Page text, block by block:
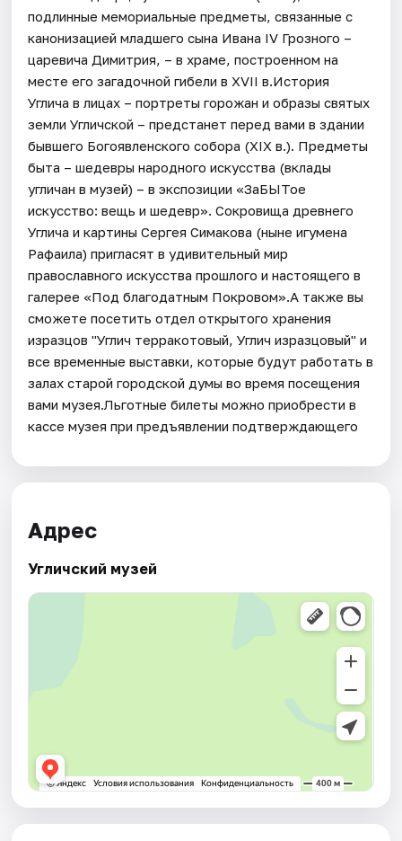
подлинные мемориальные предметы, связанные с
канонизацией младшего сына Ивана IV Грозного –
царевича Димитрия, – в храме, построенном на
месте его загадочной гибели в XVII в.История
Углича в лицах – портреты горожан и образы святых
земли Угличской – предстанет перед вами в здании
бывшего Богоявленского собора (XIX в.). Предметы
быта – шедевры народного искусства (вклады
угличан в музей) – в экспозиции «ЗаБЫТое
искусство: вещь и шедевр». Сокровища древнего
Углича и картины Сергея Симакова (ныне игумена
Рафаила) пригласят в удивительный мир
православного искусства прошлого и настоящего в
галерее «Под благодатным Покровом».А также вы
сможете посетить отдел открытого хранения
изразцов "Углич терракотовый, Углич изразцовый" и
все временные выставки, которые будут работать в
залах старой городской думы во время посещения
вами музея.Льготные билеты можно приобрести в
кассе музея при предъявлении подтверждающего
Адрес
Угличский музей